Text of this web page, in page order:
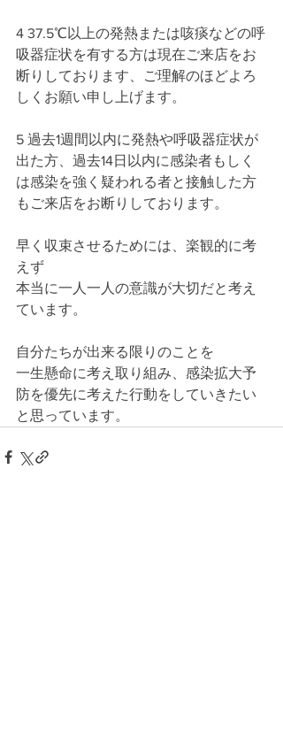
4 37.5℃以上の発熱または咳痰などの呼
吸器症状を有する方は現在ご来店をお
断りしております、ご理解のほどよろ
しくお願い申し上げます。
5 過去1週間以内に発熱や呼吸器症状が
出た方、過去14日以内に感染者もしく
は感染を強く疑われる者と接触した方
もご来店をお断りしております。
早く収束させるためには、楽観的に考
えず
本当に一人一人の意識が大切だと考え
ています。
自分たちが出来る限りのことを
一生懸命に考え取り組み、感染拡大予
防を優先に考えた行動をしていきたい
と思っています。